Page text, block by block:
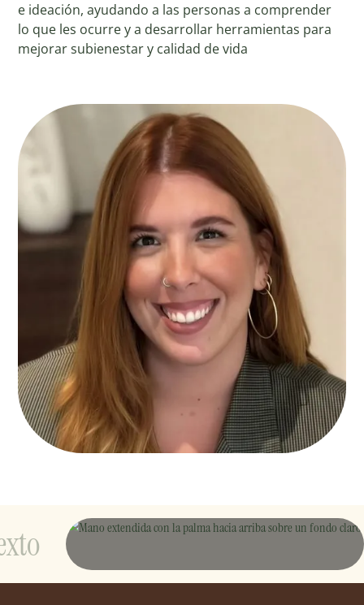
e ideación, ayudando a las personas a comprender
lo que les ocurre y a desarrollar herramientas para
mejorar subienestar y calidad de vida